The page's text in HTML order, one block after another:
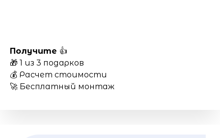
Получите 👍
🎁 1 из 3 подарков
💰 Расчет стоимости
🚀 Бесплатный монтаж